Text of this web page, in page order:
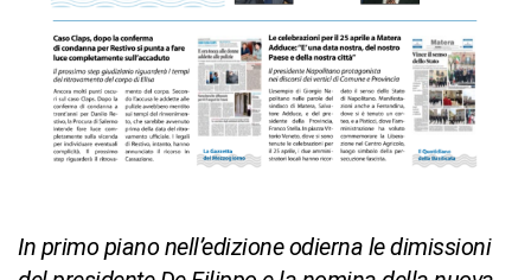
In primo piano nell’edizione odierna le dimissioni